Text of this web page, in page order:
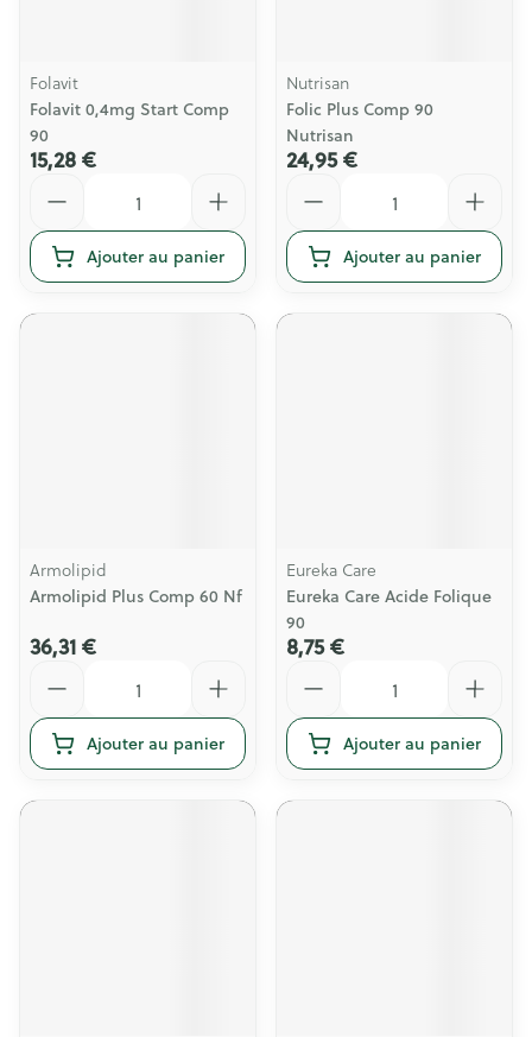
Folavit
Folavit 0,4mg Start Comp
90
15,28 €
Ajouter au panier
Nutrisan
Folic Plus Comp 90
Nutrisan
24,95 €
Ajouter au panier
Armolipid
Armolipid Plus Comp 60 Nf
36,31 €
Ajouter au panier
Eureka Care
Eureka Care Acide Folique
90
8,75 €
Ajouter au panier